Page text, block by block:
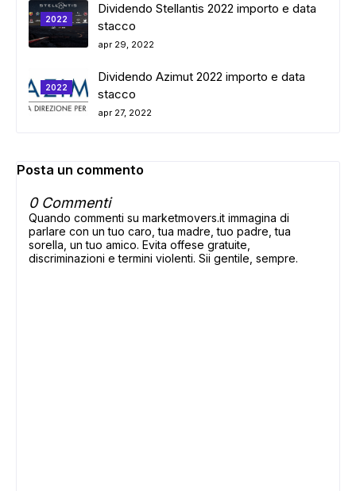
ADS
2022
Dividendo Stellantis 2022 importo e data
stacco
apr 29, 2022
2022
Dividendo Azimut 2022 importo e data
stacco
apr 27, 2022
Posta un commento
0 Commenti
Quando commenti su marketmovers.it immagina di
parlare con un tuo caro, tua madre, tuo padre, tua
sorella, un tuo amico. Evita offese gratuite,
discriminazioni e termini violenti. Sii gentile, sempre.